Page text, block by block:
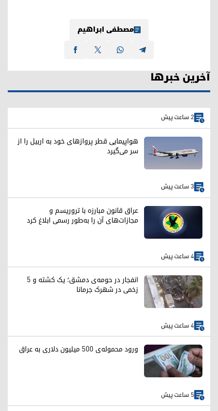
مصطفی ابراهیم
آخرین خبرها
2 ساعت پیش
هواپیمایی قطر پروازهای خود به اربیل را از
سر می‌گیرد
3 ساعت پیش
عراق قانون مبارزه با تروریسم و
مجازات‌های آن را به‌طور رسمی ابلاغ کرد
4 ساعت پیش
انفجار در حومه‌ی دمشق؛ یک کشته و ۵
زخمی در شهرک جرمانا
4 ساعت پیش
ورود محموله‌ی ۵۰۰ میلیون دلاری به عراق
5 ساعت پیش